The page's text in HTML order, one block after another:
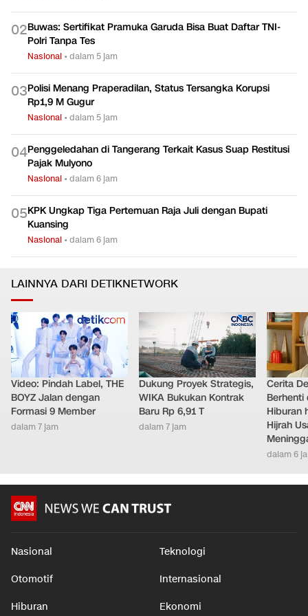
02Buwas: Sertifikat Pramuka Garuda Bisa Buat Daftar TNI-
Polri Tanpa Tes
Nasional •dalam 5 jam
03Polisi Menang Praperadilan, Status Tersangka Korupsi
Rp1,9 M Gugur
Nasional •dalam 5 jam
04Penggeledahan di Tangerang Terkait Kasus Suap Restitusi
Pajak Mulyono
Nasional •dalam 6 jam
05KPK Ungkap Tiga Pertemuan Raja Juli dengan Bupati
Kuansing
Nasional •dalam 6 jam
LAINNYA DARI DETIKNETWORK
Video: Pindah Label, THE
BOYZ Jalan dengan
Formasi 9 Member
dalam 7 jam
Dukung Proyek Strategis,
WIKA Bukukan Kontrak
Baru Rp 6,91 T
dalam 7 jam
Cerita
Berhenti
Hiburan
Hijrah
dalam 6
Nasional Teknologi
Otomotif Internasional
Hiburan Ekonomi